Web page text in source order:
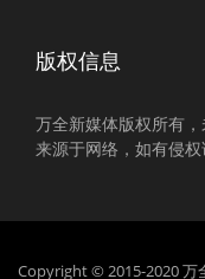
版权信息
万全新媒体版权所有
来源于网络，如有侵权
Copyright © 2015-2020 万